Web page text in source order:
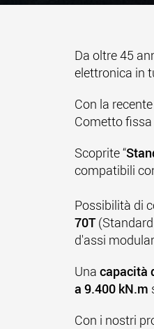
Da oltre 45
elettronica in
Con la
Cometto
Scoprite “
compatibili
Possibilità di
70T(Standard
d'assi
Una capacità
a 9.400 kN.m
Con i nostri